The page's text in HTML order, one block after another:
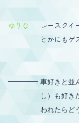
ゆりな
レースクイ
とかにもゲ
車好きと並
し）も好き
われたらど